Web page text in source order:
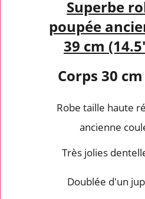
Superbe
poupée
39 cm
Corps 30
Robe taille haute
ancienne
Très jolies
Doublée d'un